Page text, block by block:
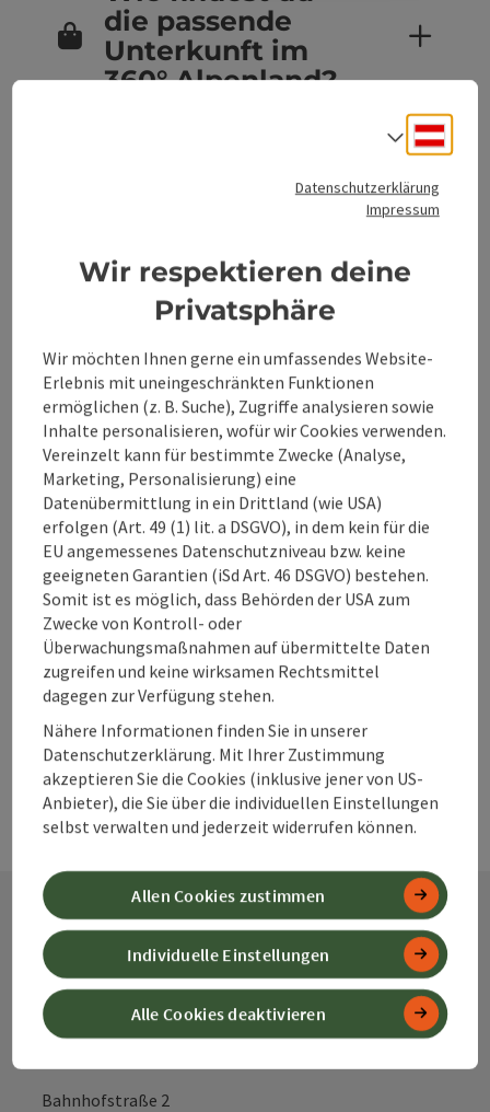
die passende
Unterkunft im
360° Alpenland?
Sind Hunde in
360° Alpenland
erlaubt?
Kannst du
Unterkünfte im
360° Alpenland
direkt buchen?
Warum solltest
du deine
Unterkunft im
360° Alpenland
frühzeitig
buchen?
Kontakt
Alpenland Tourismus GmbH
Bahnhofstraße 2
Datenschutzerklärung
Impressum
Wir respektieren deine
Privatsphäre
Wir möchten Ihnen gerne ein umfassendes Website-
Erlebnis mit uneingeschränkten Funktionen
ermöglichen (z. B. Suche), Zugriffe analysieren sowie
Inhalte personalisieren, wofür wir Cookies verwenden.
Vereinzelt kann für bestimmte Zwecke (Analyse,
Marketing, Personalisierung) eine
Datenübermittlung in ein Drittland (wie USA)
erfolgen (Art. 49 (1) lit. a DSGVO), in dem kein für die
EU angemessenes Datenschutzniveau bzw. keine
geeigneten Garantien (iSd Art. 46 DSGVO) bestehen.
Somit ist es möglich, dass Behörden der USA zum
Zwecke von Kontroll- oder
Überwachungsmaßnahmen auf übermittelte Daten
zugreifen und keine wirksamen Rechtsmittel
dagegen zur Verfügung stehen.
Nähere Informationen finden Sie in unserer
Datenschutzerklärung. Mit Ihrer Zustimmung
akzeptieren Sie die Cookies (inklusive jener von US-
Anbieter), die Sie über die individuellen Einstellungen
selbst verwalten und jederzeit widerrufen können.
Alle Cookies deaktivieren
Individuelle Einstellungen
Allen Cookies zustimmen